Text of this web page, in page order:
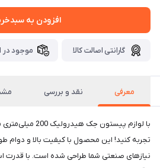
افزودن به
گارانتی اصالت کالا موجود در
معرفی نقد و بررسی
تجربه کنید! این محصول با کیفیت بالا و دوام
نیازهای صنعتی شما طراحی شده است. با قدرت